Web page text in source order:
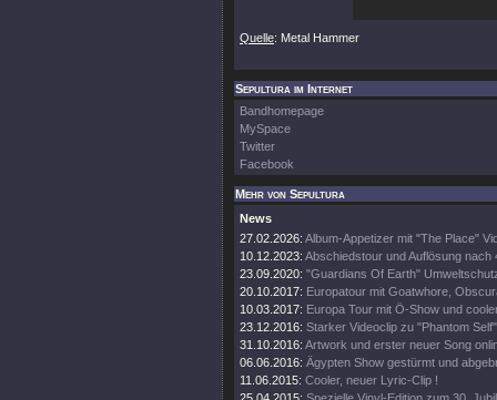
Quelle: Metal Hammer
Sepultura im Internet
Bandhomepage
MySpace
Twitter
Facebook
Mehr von Sepultura
News
27.02.2026: Album-Appetizer mit "The Place"
10.12.2023: Abschiedstour und Auflösung nach
23.09.2020: "Guardians Of Earth"
20.10.2017: Europatour mit Goatwhore,
10.03.2017: Europa Tour mit Ö-Show und
23.12.2016: Starker Videoclip zu "Phantom
31.10.2016: Artwork und erster neuer Song
06.06.2016: Ägypten Show gestürmt und
11.06.2015: Cooler, neuer Lyric-Clip !